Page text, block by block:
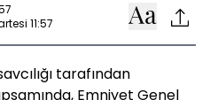
11:57
tarafından
Emniyet Genel